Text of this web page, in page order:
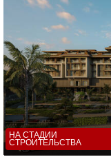
НА СТАДИИ
СТРОИТЕЛЬСТВА